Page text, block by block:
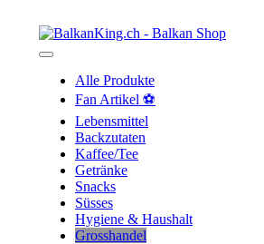
Alle Produkte
Fan Artikel ⚽
Lebensmittel
Backzutaten
Kaffee/Tee
Getränke
Snacks
Süsses
Hygiene & Haushalt
Grosshandel